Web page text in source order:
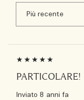
PARTICOLARE!
Inviato8 anni fa